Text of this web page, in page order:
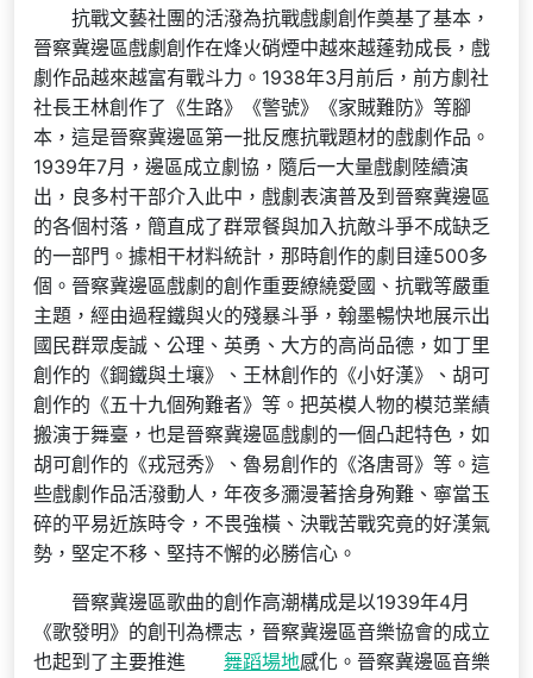
抗戰文藝社團的活潑為抗戰戲劇創作奠基了基本，
晉察冀邊區戲劇創作在烽火硝煙中越來越蓬勃成長，戲
劇作品越來越富有戰斗力。1938年3月前后，前方劇社
社長王林創作了《生路》《警號》《家賊難防》等腳
本，這是晉察冀邊區第一批反應抗戰題材的戲劇作品。
1939年7月，邊區成立劇協，隨后一大量戲劇陸續演
出，良多村干部介入此中，戲劇表演普及到晉察冀邊區
的各個村落，簡直成了群眾餐與加入抗敵斗爭不成缺乏
的一部門。據相干材料統計，那時創作的劇目達500多
個。晉察冀邊區戲劇的創作重要繚繞愛國、抗戰等嚴重
主題，經由過程鐵與火的殘暴斗爭，翰墨暢快地展示出
國民群眾虔誠、公理、英勇、大方的高尚品德，如丁里
創作的《鋼鐵與土壤》、王林創作的《小好漢》、胡可
創作的《五十九個殉難者》等。把英模人物的模范業績
搬演于舞臺，也是晉察冀邊區戲劇的一個凸起特色，如
胡可創作的《戎冠秀》、魯易創作的《洛唐哥》等。這
些戲劇作品活潑動人，年夜多瀰漫著捨身殉難、寧當玉
碎的平易近族時令，不畏強橫、決戰苦戰究竟的好漢氣
勢，堅定不移、堅持不懈的必勝信心。
晉察冀邊區歌曲的創作高潮構成是以1939年4月
《歌發明》的創刊為標志，晉察冀邊區音樂協會的成立
也起到了主要推進
舞蹈場地感化。晉察冀邊區音樂